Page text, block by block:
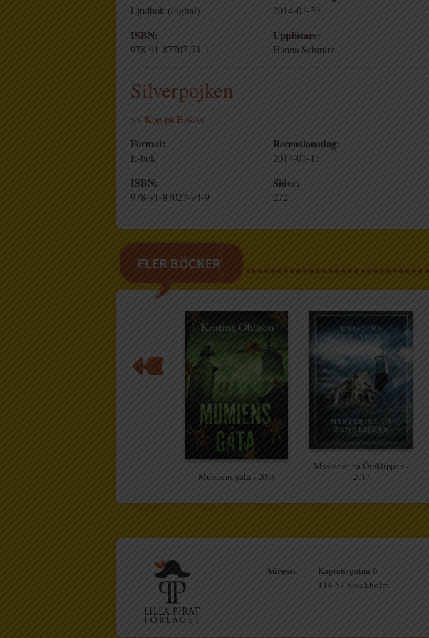
Ljudbok (digital) 2014-01-30
ISBN:
978-91-87707-71-1
Uppläsare:
Hanna Schmitz
Silverpojken
>> Köp på Bokon
Format:
E-bok
Recensionsdag:
2014-01-15
ISBN:
978-91-87027-94-9
Sidor:
272
FLER BÖCKER
Mumiens gåta - 2018
Mysteriet på Örnklippan -
2017
Adress:
Kaptensgatan 6
114 57 Stockholm